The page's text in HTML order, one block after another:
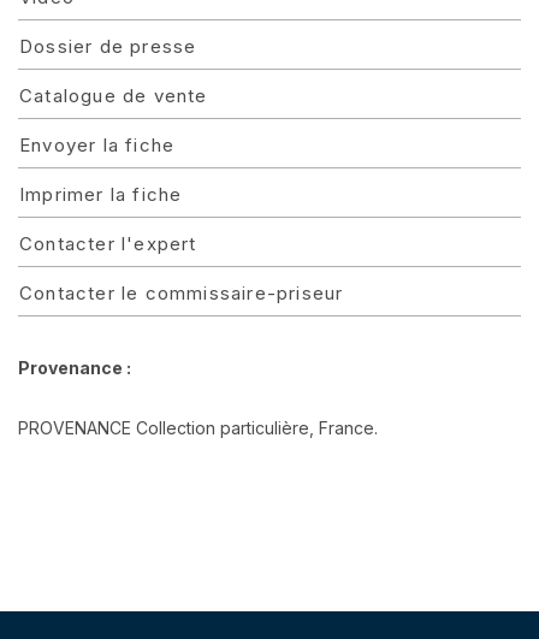
Dossier de presse
Catalogue de vente
Envoyer la fiche
Imprimer la fiche
Contacter l'expert
Contacter le commissaire-priseur
Provenance :
PROVENANCE Collection particulière, France.